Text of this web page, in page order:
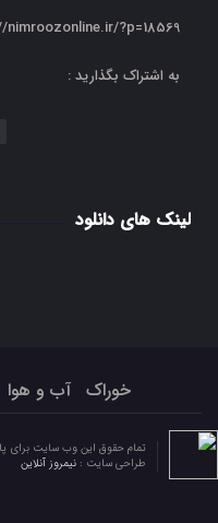
?p=18569
به اشتراک بگذارید :
لینک های دانلود
خوراک آب و هوا
تمام حقوق این وب سایت برای
طراحی سایت : نیمروز آنلاین